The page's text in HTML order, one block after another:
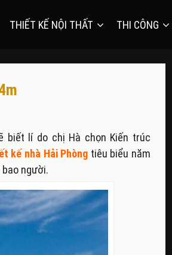
THIẾT KẾ NỘI THẤT THI CÔNG
biết lí do chị Hà chọn Kiến trúc
kế nhà Hải Phòng tiêu biểu năm
người.